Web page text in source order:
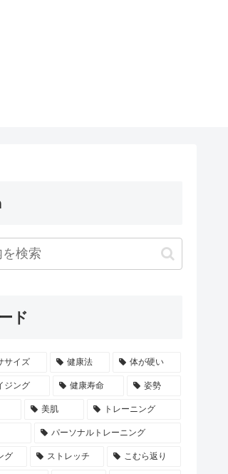
ド
サイズ 健康法 体が硬い
ジング 健康寿命 姿勢
美肌 トレーニング
パーソナルトレーニング
グ ストレッチ こむら返り